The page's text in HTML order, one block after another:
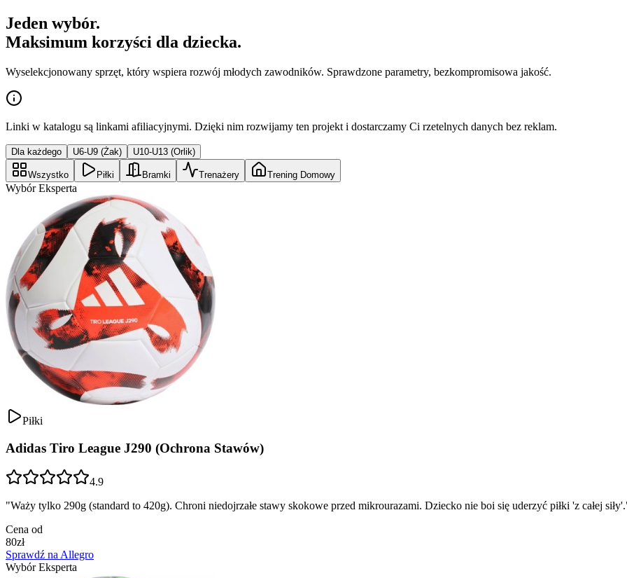
Jeden wybór.
Maksimum korzyści dla dziecka.
Wyselekcjonowany sprzęt, który wspiera rozwój młodych zawodników. Sprawdzone parametry, bezkompromisowa jakość.
Linki w katalogu są linkami afiliacyjnymi. Dzięki nim rozwijamy ten projekt i dostarczamy Ci rzetelnych danych bez reklam.
Dla każdego U6-U9 (Żak) U10-U13 (Orlik)
Wszystko Piłki Bramki Trenażery Trening Domowy
Wybór Eksperta
Piłki
Adidas Tiro League J290 (Ochrona Stawów)
4.9
"Waży tylko 290g (standard to 420g). Chroni niedojrzałe stawy skokowe przed mikrourazami. Dziecko nie boi się uderzyć piłki 'z całej siły'.
Cena od
80zł
Sprawdź na Allegro
Wybór Eksperta